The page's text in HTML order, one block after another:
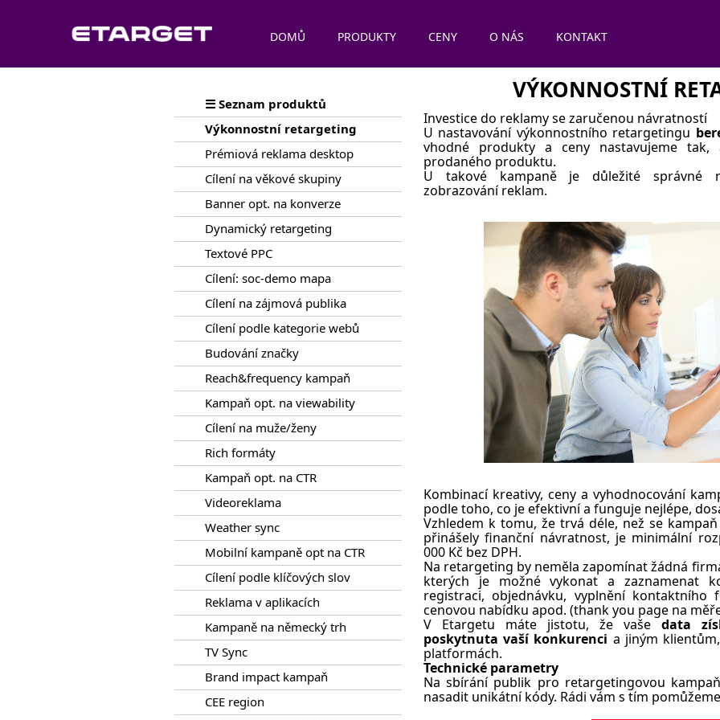
DOMŮ PRODUKTY CENY O NÁS KONTAKT
VÝKONNOSTNÍ
Investice do reklamy se zaručenou návratností
U nastavování výkonnostního retargetingu
vhodné produkty a ceny nastavujeme
prodaného produktu.
U takové kampaně je důležité správné
zobrazování reklam.
Kombinací kreativy, ceny a vyhodnocování
podle toho, co je efektivní a funguje nejlépe,
Vzhledem k tomu, že trvá déle, než se
přinášely finanční návratnost, je minimální
000 Kč bez DPH.
Na retargeting by neměla zapomínat žádná
kterých je možné vykonat a zaznamenat
registraci, objednávku, vyplnění kontaktního
cenovou nabídku apod. (thank you page na
V Etargetu máte jistotu, že vaše data
poskytnuta vaší konkurenci a jiným
platformách.
Technické parametry
Na sbírání publik pro retargetingovou
nasadit unikátní kódy. Rádi vám s tím
☰ Seznam produktů
Výkonnostní retargeting
Prémiová reklama desktop
Cílení na věkové skupiny
Banner opt. na konverze
Dynamický retargeting
Textové PPC
Cílení: soc-demo mapa
Cílení na zájmová publika
Cílení podle kategorie webů
Budování značky
Reach&frequency kampaň
Kampaň opt. na viewability
Cílení na muže/ženy
Rich formáty
Kampaň opt. na CTR
Videoreklama
Weather sync
Mobilní kampaně opt na CTR
Cílení podle klíčových slov
Reklama v aplikacích
Kampaně na německý trh
TV Sync
Brand impact kampaň
CEE region